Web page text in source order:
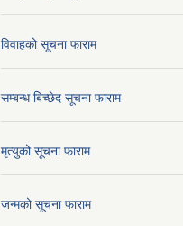
विवाहको सूचना फाराम
सम्बन्ध बिच्छेद सूचना फाराम
मृत्युको सूचना फाराम
जन्मको सूचना फाराम